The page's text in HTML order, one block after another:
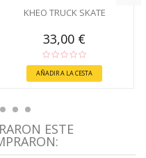
KHEO TRUCK SKATE
33,00 €
AÑADIR A LA CESTA
ESTE